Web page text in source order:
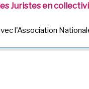
Juristes en
l'Association